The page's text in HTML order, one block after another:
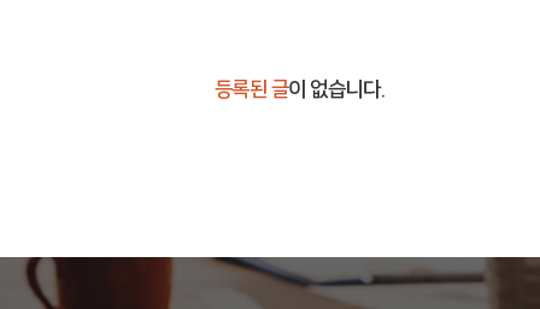
등록된 글이 없습니다.